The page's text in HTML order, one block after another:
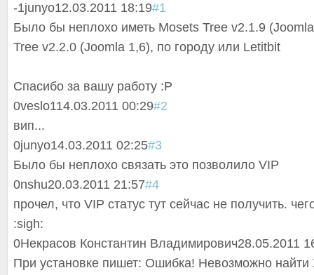
-1junyo12.03.2011 18:19#1
Было бы неплохо иметь Mosets Tree v2.1.9
Tree v2.2.0 (Joomla 1,6), по городу или Letitbit
Спасибо за вашу работу :P
0veslo114.03.2011 00:29#2
вип...
0junyo14.03.2011 02:25#3
Было бы неплохо связать это позволило VIP
0nshu20.03.2011 21:57#4
прочел, что VIP статус тут сейчас не получить.
:sigh:
0Некрасов Константин Владимирович28.05.2011
При установке пишет: Ошибка! Невозможно